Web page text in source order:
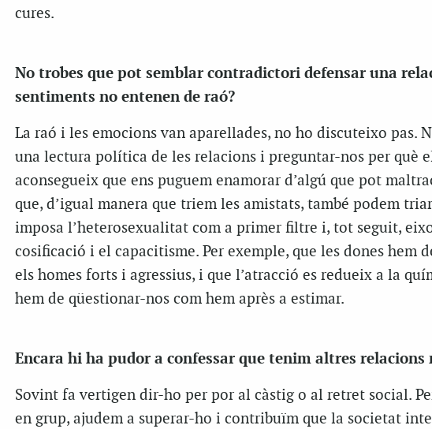
cures.
No trobes que pot semblar contradictori defensar una
sentiments no entenen de raó?
La raó i les emocions van aparellades, no ho discuteixo pas.
una lectura política de les relacions i preguntar-nos per què
aconsegueix que ens puguem enamorar d’algú que pot
que, d’igual manera que triem les amistats, també podem
imposa l’heterosexualitat com a primer filtre i, tot seguit,
cosificació i el capacitisme. Per exemple, que les dones hem
els homes forts i agressius, i que l’atracció es redueix a la
hem de qüestionar-nos com hem après a estimar.
Encara hi ha pudor a confessar que tenim altres
Sovint fa vertigen dir-ho per por al càstig o al retret social.
en grup, ajudem a superar-ho i contribuïm que la societat